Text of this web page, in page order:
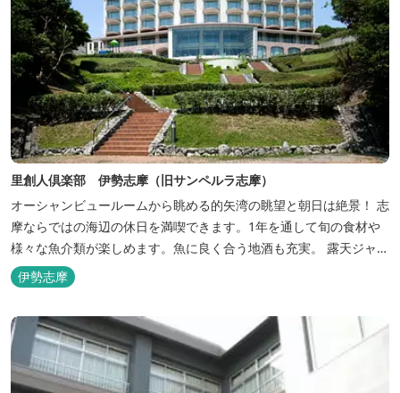
里創人倶楽部 伊勢志摩（旧サンペルラ志摩）
オーシャンビュールームから眺める的矢湾の眺望と朝日は絶景！ 志
摩ならではの海辺の休日を満喫できます。1年を通して旬の食材や
様々な魚介類が楽しめます。魚に良く合う地酒も充実。 露天ジャク
ジーや、本格エステがあるのも女性には嬉しい！ 最高級のリゾート
ホテル「里創人倶楽部 伊勢志摩」にぜひお越しください。
伊勢志摩